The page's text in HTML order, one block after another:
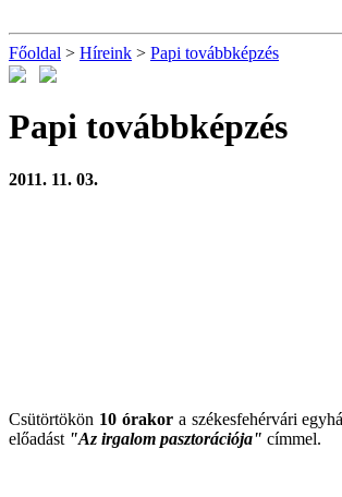
Főoldal > Híreink > Papi továbbképzés
Papi továbbképzés
2011. 11. 03.
Csütörtökön 10 órakora székesfehérvári
előadást "Az irgalom pasztorációja" címmel.